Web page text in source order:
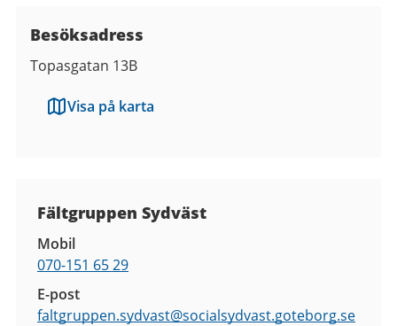
Besöksadress
Topasgatan 13B
Visa på karta
Fältgruppen Sydväst
Mobil
070-151 65 29
E-post
faltgruppen.sydvast@socialsydvast.goteborg.se